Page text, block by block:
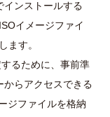
インストールする
ISOイメージファイ
ます。
るために、事前準
らアクセスできる
ジファイルを格納